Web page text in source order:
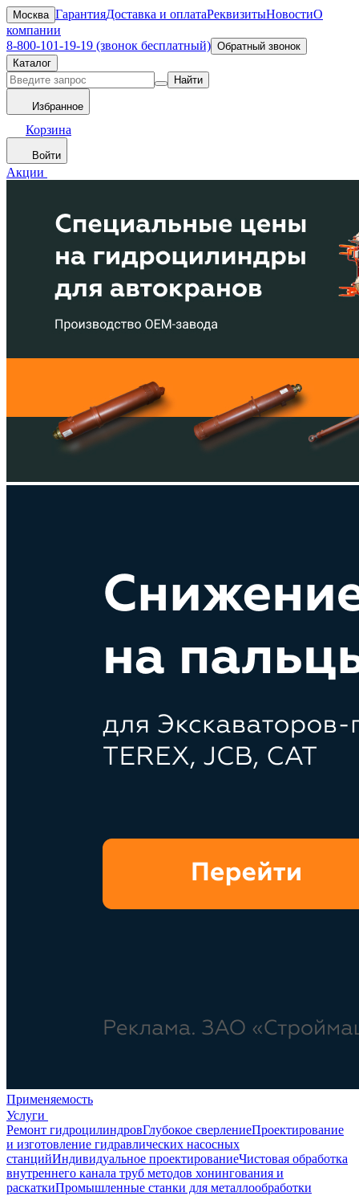
Москва ГарантияДоставка и оплатаРеквизитыНовостиО
компании
8-800-101-19-19 (звонок бесплатный) Обратный звонок
Каталог
Найти
Избранное
Корзина
Войти
Акции
Применяемость
Услуги
Ремонт гидроцилиндровГлубокое сверлениеПроектирование
и изготовление гидравлических насосных
станцийИндивидуальное проектированиеЧистовая обработка
внутреннего канала труб методов хонингования и
раскаткиПромышленные станки для металлообработки